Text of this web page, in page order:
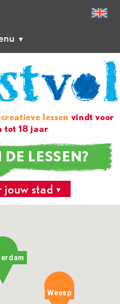
creatieve lessen vindt voor
tot 18 jaar
LESSEN?
jouw stad
Weesp